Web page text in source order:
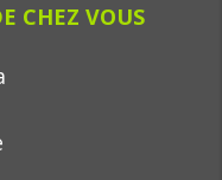
CHEZ VOUS